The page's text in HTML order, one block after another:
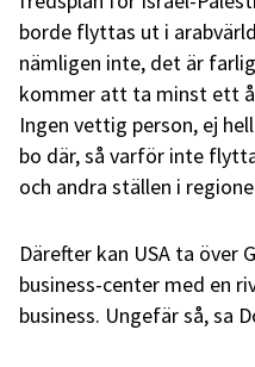
borde flyttas ut i
nämligen inte, det är
kommer att ta minst ett
Ingen vettig person, ej
bo där, så varför inte
och andra ställen i
Därefter kan USA ta över
business-center med en
business. Ungefär så, sa